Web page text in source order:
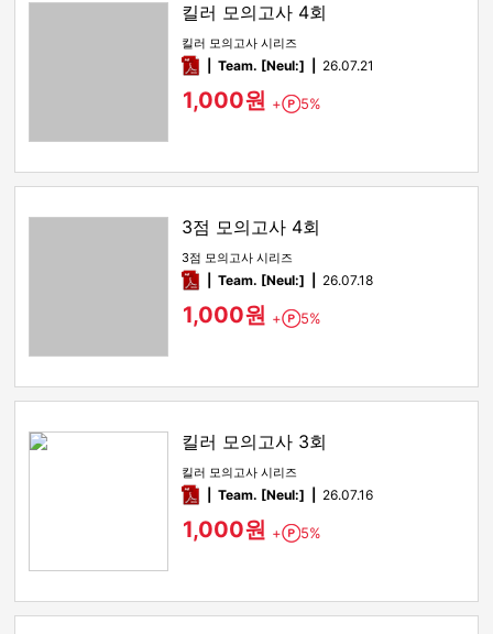
킬러 모의고사 4회
킬러 모의고사 시리즈
pdfTeam. [Neul:] 26.07.21
1,000원 + Point
5%
3점 모의고사 4회
3점 모의고사 시리즈
pdfTeam. [Neul:] 26.07.18
1,000원 + Point
5%
킬러 모의고사 3회
킬러 모의고사 시리즈
pdfTeam. [Neul:] 26.07.16
1,000원 + Point
5%